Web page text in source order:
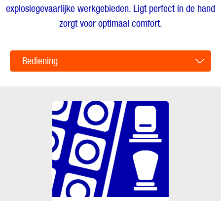
explosiegevaarlijke werkgebieden. Ligt perfect in de hand
zorgt voor optimaal comfort.
Bediening